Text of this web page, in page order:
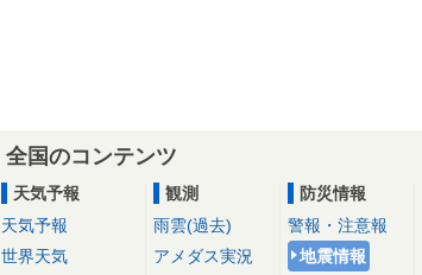
全国のコンテンツ
天気予報
天気予報
世界天気
観測
雨雲(過去)
アメダス実況
防災情報
警報・注意報
地震情報